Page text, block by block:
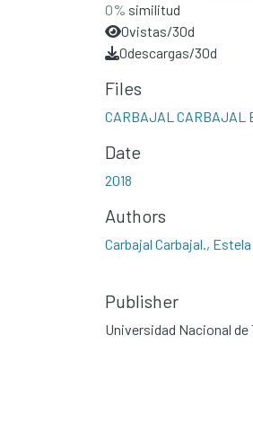
0% similitud
0vistas/30d
0descargas/30d
Files
CARBAJAL CARBAJAL
Date
2018
Authors
Carbajal Carbajal., Estela
Publisher
Universidad Nacional de